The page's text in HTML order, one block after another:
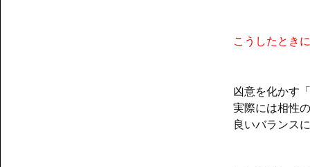
こうしたとき
凶意を化かす
実際には相性
良いバランス